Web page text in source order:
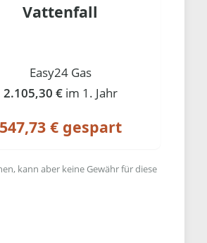
Vattenfall
Easy24 Gas
2.105,30 € im 1. Jahr
547,73 € gespart
kann aber keine Gewähr für diese